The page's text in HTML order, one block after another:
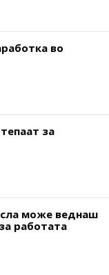
во
за
може веднаш
работата